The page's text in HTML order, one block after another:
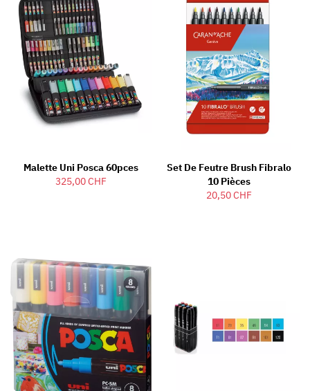
Malette Uni Posca 60pces
325,00 CHF
Set De Feutre Brush Fibralo
10 Pièces
20,50 CHF